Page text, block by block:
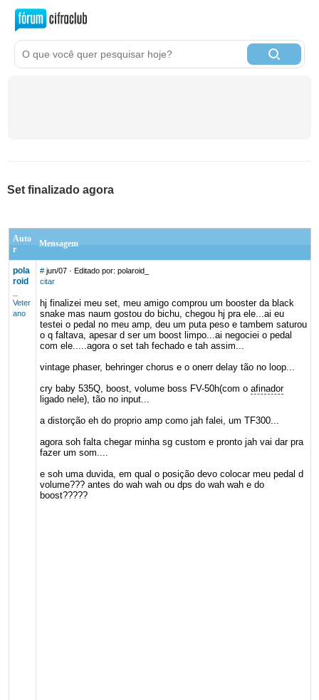
Set finalizado agora
Auto
r
Mensagem
pola
roid
Veter
ano
# jun/07· Editado por: polaroid_
citar
hj finalizei meu set, meu amigo comprou um booster da black
snake mas naum gostou do bichu, chegou hj pra ele...ai eu
testei o pedal no meu amp, deu um puta peso e tambem saturou
o q faltava, apesar d ser um boost limpo...ai negociei o pedal
com ele.....agora o set tah fechado e tah assim...
vintage phaser, behringer chorus e o onerr delay tão no loop...
cry baby 535Q, boost, volume boss FV-50h(com o afinador
ligado nele), tão no input...
a distorção eh do proprio amp como jah falei, um TF300...
agora soh falta chegar minha sg custom e pronto jah vai dar pra
fazer um som....
e soh uma duvida, em qual o posição devo colocar meu pedal d
volume??? antes do wah wah ou dps do wah wah e do
boost?????